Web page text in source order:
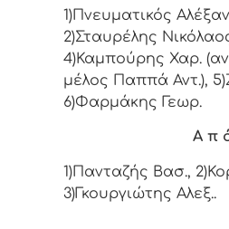
1)Πνευματικός
2)Σταυρέλης
4)Καμπούρης Χαρ.
μέλος Παππά Αντ.),
6)Φαρμάκης Γεωρ.
Α π
1)Πανταζής Βασ.,
3)Γκουργιώτης Αλεξ..